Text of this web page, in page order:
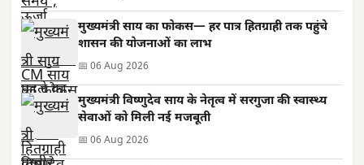
मुख्यमंत्री साय का फोकस— हर पात्र हितग्राही तक पहुंचे
शासन की योजनाओं का लाभ
📅 06 Aug 2026
मुख्यमंत्री विष्णुदेव साय के नेतृत्व में सरगुजा की स्वास्थ्य
सेवाओं को मिली नई मजबूती
📅 06 Aug 2026